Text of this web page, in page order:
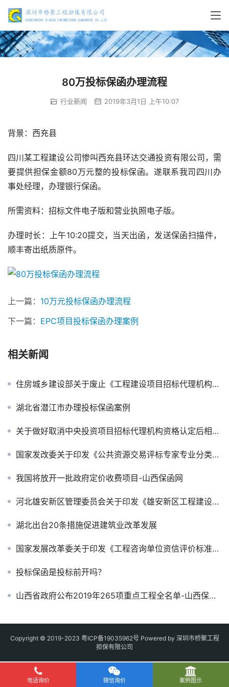
80万投标保函办理流程
行业新闻 2019年3月1日 上午10:07
背景：西充县
四川某工程建设公司惨叫西充县环达交通投资有限公司，需
要提供担保金额80万元整的投标保函。遂联系我司四川办
事处经理，办理银行保函。
所需资料：招标文件电子版和营业执照电子版。
办理时长：上午10:20提交，当天出函，发送保函扫描件，
顺丰寄出纸质原件。
上一篇： 10万元投标保函办理流程
下一篇： EPC项目投标保函办理案例
相关新闻
住房城乡建设部关于废止《工程建设项目招标代理机构资格认定办法》的决定
湖北省潜江市办理投标保函案例
关于做好取消中央投资项目招标代理机构资格认定后相关工作衔接的公告
国家发改委关于印发《公共资源交易评标专家专业分类标准》的通知
我国将放开一批政府定价收费项目-山西保函网
河北雄安新区管理委员会关于印发《雄安新区工程建设项目招标投标管理办法（试行）》的通知
湖北出台20条措施促进建筑业改革发展
国家发展改革委关于印发《工程咨询单位资信评价标准》的通知
投标保函是投标前开吗？
山西省政府公布2019年265项重点工程全名单-山西保函网
Copyright © 2019-2023 粤ICP备19035962号Powered by 深圳市桥聚工程
担保有限公司
电话询价 微信询价 案例图示